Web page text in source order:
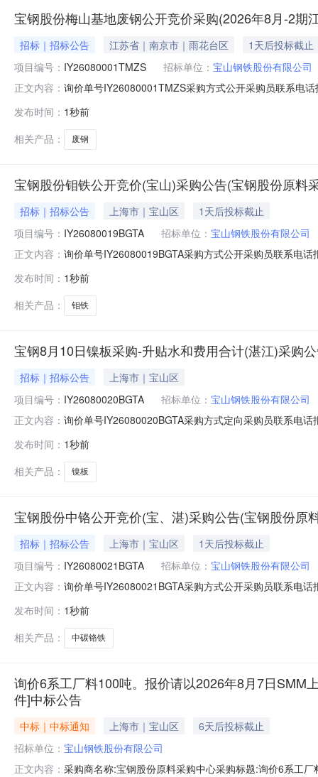
宝钢股份梅山基地废钢公开竞价采购(2026年8月-2期
招标｜招标公告 江苏省｜南京市｜雨花台区
1天后投标截止
项目编号： IY26080001TMZS 招标单位： 宝山钢铁股份有限公司
正文内容： 询价单号IY26080001TMZS采购方式公开采购员联系电
区二、保证金额度：0.0元三、商务条款：定价说明：湿
发布时间： 1秒前
相关产品：
废钢
宝钢股份钼铁公开竞价(宝山)采购公告(宝钢股份原料
招标｜招标公告 上海市｜宝山区
1天后投标截止
项目编号： IY26080019BGTA 招标单位： 宝山钢铁股份有限公司
正文内容： 询价单号IY26080019BGTA采购方式公开采购员联系电
殊合金,型号规格:FEMO60S1060.0TON2026-08-31询价
发布时间： 1秒前
相关产品：
钼铁
宝钢8月10日镍板采购-升贴水和费用合计(湛江)采购
招标｜招标公告
上海市｜宝山区
项目编号： IY26080020BGTA 招标单位： 宝山钢铁股份有限公司
正文内容： 询价单号IY26080020BGTA采购方式定向采购员联系电
款：定价说明：湿公吨。限价类别：定量、定价。价格
发布时间： 1秒前
相关产品：
镍板
宝钢股份中铬公开竞价(宝、湛)采购公告(宝钢股份原
招标｜招标公告 上海市｜宝山区
1天后投标截止
项目编号： IY26080021BGTA 招标单位： 宝山钢铁股份有限公司
正文内容： 询价单号IY26080021BGTA采购方式公开采购员联系电
铬铁55铬系合金@型号规格:铬系合金,型号规格
发布时间： 1秒前
相关产品：
中碳铬铁
询价6系工厂料100吨。报价请以2026年8月7日SMM
件]中标公告
中标｜中标通知 上海市｜宝山区
6天后投标截止
招标单位： 宝山钢铁股份有限公司
正文内容： 采购商名称:宝钢股份原料采购中心采购标题:询价6系工